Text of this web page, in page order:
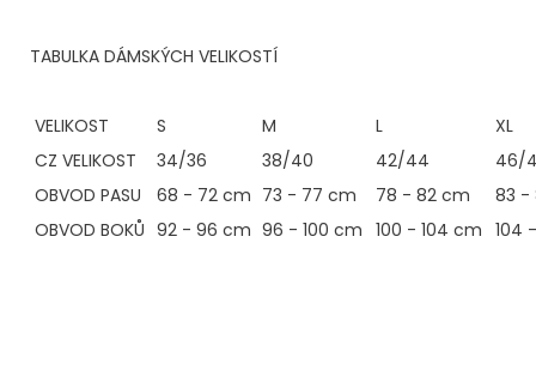
TABULKA DÁMSKÝCH VELIKOSTÍ
VELIKOST S M L
XL
CZ VELIKOST
34/36 38/40 42/44
46/
OBVOD PASU
68 - 72 cm 73 - 77 cm 78 - 82 cm
83 -
OBVOD BOKŮ 92 - 96 cm 96 - 100 cm 100 - 104 cm 104